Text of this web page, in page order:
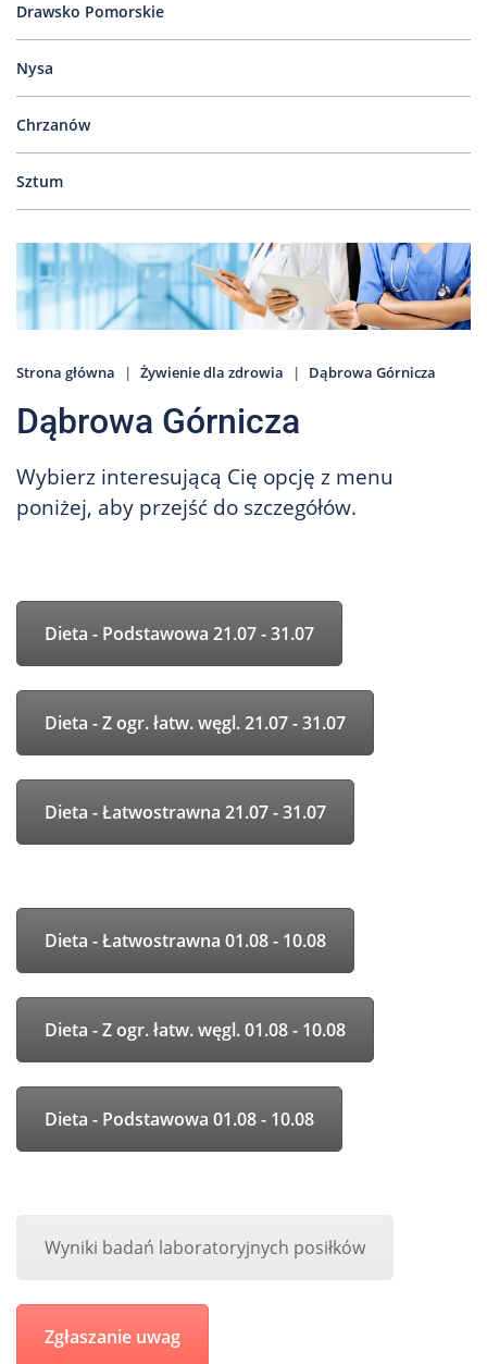
Chrzanów
Nysa
Drawsko Pomorskie
Sztum
Strona główna Żywienie dla zdrowia Dąbrowa Górnicza
Dąbrowa Górnicza
Wybierz interesującą Cię opcję z menu
poniżej, aby przejść do szczegółów.
Dieta - Podstawowa 21.07 - 31.07
Dieta - Z ogr. łatw. węgl. 21.07 - 31.07
Dieta - Łatwostrawna 21.07 - 31.07
Dieta - Łatwostrawna 01.08 - 10.08
Dieta - Z ogr. łatw. węgl. 01.08 - 10.08
Dieta - Podstawowa 01.08 - 10.08
Wyniki badań laboratoryjnych posiłków
Zgłaszanie uwag